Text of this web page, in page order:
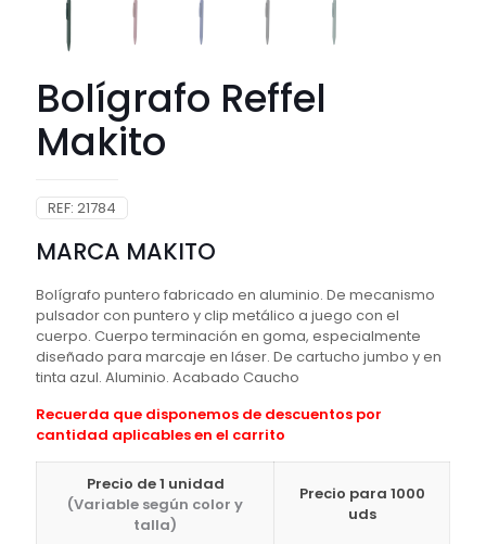
Bolígrafo Reffel
Makito
REF: 21784
MARCA MAKITO
Bolígrafo puntero fabricado en aluminio. De mecanismo
pulsador con puntero y clip metálico a juego con el
cuerpo. Cuerpo terminación en goma, especialmente
diseñado para marcaje en láser. De cartucho jumbo y en
tinta azul. Aluminio. Acabado Caucho
Recuerda que disponemos de descuentos por
cantidad aplicables en el carrito
Precio de 1 unidad
(Variable según color y
talla)
Precio para 1000
uds